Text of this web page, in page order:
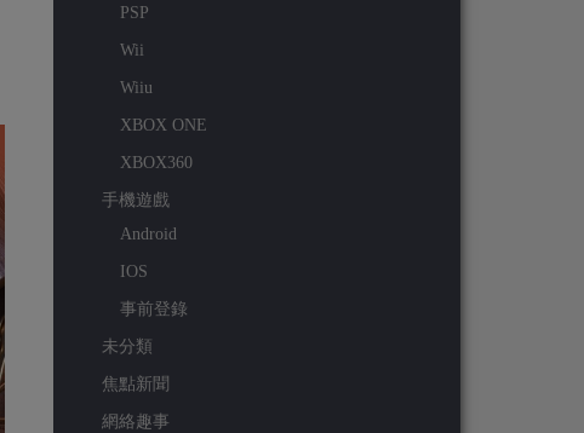
PSP
Wii
Wiiu
XBOX ONE
XBOX360
手機遊戲
Android
IOS
事前登錄
未分類
焦點新聞
網絡趣事